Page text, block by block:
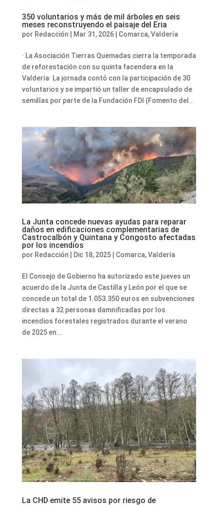
350 voluntarios y más de mil árboles en seis
meses reconstruyendo el paisaje del Eria
por Redacción Mar 31, 2026| Comarca,Valdería
· La Asociación Tierras Quemadas cierra la temporada
de reforestación con su quinta facendera en la
Valdería· La jornada contó con la participación de 30
voluntarios y se impartió un taller de encapsulado de
semillas por parte de la Fundación FDI (Fomento del...
La Junta concede nuevas ayudas para reparar
daños en edificaciones complementarias de
Castrocalbón y Quintana y Congosto afectadas
por los incendios
por Redacción Dic 18, 2025| Comarca,Valdería
El Consejo de Gobierno ha autorizado este jueves un
acuerdo de la Junta de Castilla y León por el que se
concede un total de 1.053.350 euros en subvenciones
directas a 32 personas damnificadas por los
incendios forestales registrados durante el verano
de 2025 en...
La CHD emite 55 avisos por riesgo de